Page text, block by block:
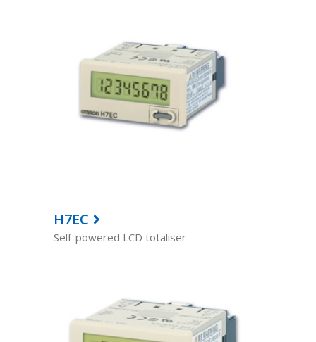
H7EC
Self-powered LCD totaliser